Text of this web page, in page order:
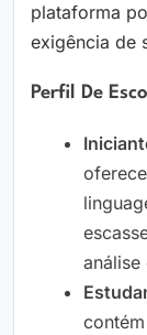
plataforma
exigência de
Perfil De